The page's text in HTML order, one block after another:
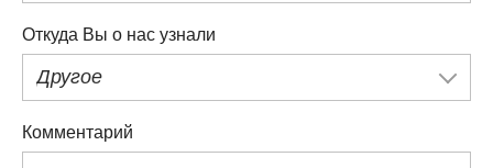
Откуда Вы о нас узнали
Другое
Комментарий